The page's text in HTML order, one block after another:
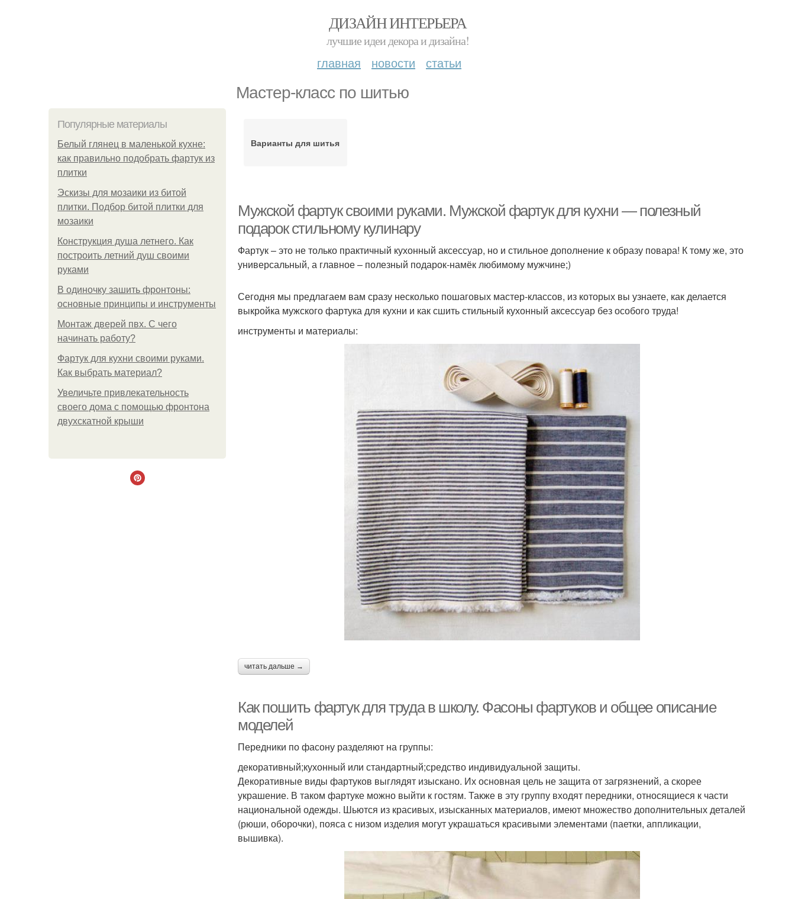
ДИЗАЙН ИНТЕРЬЕРА
лучшие идеи декора и дизайна!
главная новости статьи
Мастер-класс по шитью
Популярные материалы
Белый глянец в маленькой кухне:
как правильно подобрать фартук из
плитки
Эскизы для мозаики из битой
плитки. Подбор битой плитки для
мозаики
Конструкция душа летнего. Как
построить летний душ своими
руками
В одиночку зашить фронтоны:
основные принципы и инструменты
Монтаж дверей пвх. С чего
начинать работу?
Фартук для кухни своими руками.
Как выбрать материал?
Увеличьте привлекательность
своего дома с помощью фронтона
двухскатной крыши
Варианты для шитья
Мужской фартук своими руками. Мужской фартук для кухни — полезный
подарок стильному кулинару
Фартук – это не только практичный кухонный аксессуар, но и стильное дополнение к образу повара! К тому же, это
универсальный, а главное – полезный подарок-намёк любимому мужчине;)
Сегодня мы предлагаем вам сразу несколько пошаговых мастер-классов, из которых вы узнаете, как делается
выкройка мужского фартука для кухни и как сшить стильный кухонный аксессуар без особого труда!
инструменты и материалы:
читать дальше →
Как пошить фартук для труда в школу. Фасоны фартуков и общее описание
моделей
Передники по фасону разделяют на группы:
декоративный;кухонный или стандартный;средство индивидуальной защиты.
Декоративные виды фартуков выглядят изыскано. Их основная цель не защита от загрязнений, а скорее
украшение. В таком фартуке можно выйти к гостям. Также в эту группу входят передники, относящиеся к части
национальной одежды. Шьются из красивых, изысканных материалов, имеют множество дополнительных деталей
(рюши, оборочки), пояса с низом изделия могут украшаться красивыми элементами (паетки, аппликации,
вышивка).